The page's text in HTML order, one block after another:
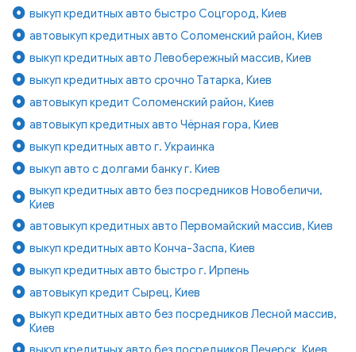
выкуп кредитных авто быстро Соцгород, Киев
автовыкуп кредитных авто Соломенский район, Киев
выкуп кредитных авто Левобережный массив, Киев
выкуп кредитных авто срочно Татарка, Киев
автовыкуп кредит Соломенский район, Киев
автовыкуп кредитных авто Чёрная гора, Киев
выкуп кредитных авто г. Украинка
выкуп авто с долгами банку г. Киев
выкуп кредитных авто без посредников Новобеличи,
Киев
автовыкуп кредитных авто Первомайский массив, Киев
выкуп кредитных авто Конча-Заспа, Киев
выкуп кредитных авто быстро г. Ирпень
автовыкуп кредит Сырец, Киев
выкуп кредитных авто без посредников Лесной массив,
Киев